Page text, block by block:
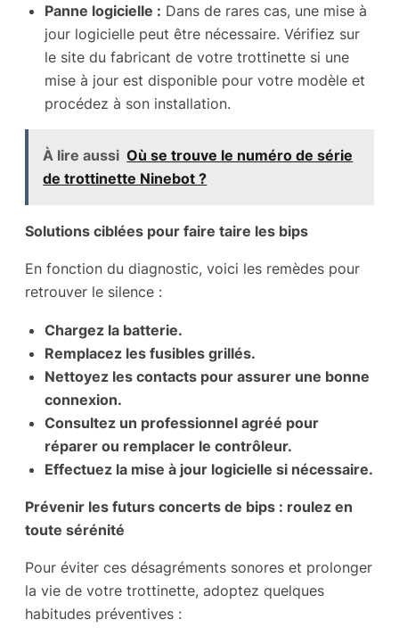
Panne logicielle : Dans de rares cas, une mise à
jour logicielle peut être nécessaire. Vérifiez sur
le site du fabricant de votre trottinette si une
mise à jour est disponible pour votre modèle et
procédez à son installation.
À lire aussi Où se trouve le numéro de série
de trottinette Ninebot ?
Solutions ciblées pour faire taire les bips
En fonction du diagnostic, voici les remèdes pour
retrouver le silence :
Chargez la batterie.
Remplacez les fusibles grillés.
Nettoyez les contacts pour assurer une bonne
connexion.
Consultez un professionnel agréé pour
réparer ou remplacer le contrôleur.
Effectuez la mise à jour logicielle si nécessaire.
Prévenir les futurs concerts de bips : roulez en
toute sérénité
Pour éviter ces désagréments sonores et prolonger
la vie de votre trottinette, adoptez quelques
habitudes préventives :